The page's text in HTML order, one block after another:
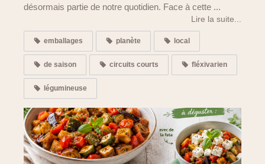
désormais partie de notre quotidien. Face à cette ...
Lire la suite...
emballages planète local
de saison circuits courts fléxivarien
légumineuse